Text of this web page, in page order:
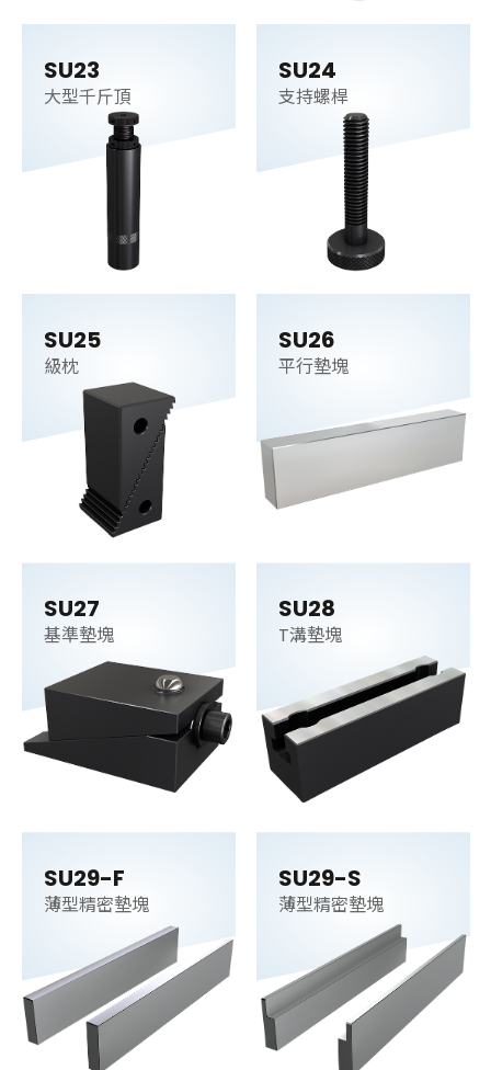
SU23
大型千斤頂
SU24
支持螺桿
SU25
級枕
SU26
平行墊塊
SU27
基準墊塊
SU28
T溝墊塊
SU29-F
薄型精密墊塊
SU29-S
薄型精密墊塊